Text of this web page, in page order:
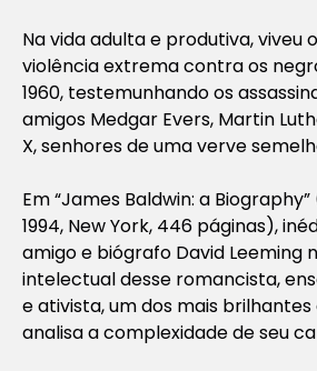
Na vida adulta e produtiva, viveu
violência extrema contra os
1960, testemunhando os
amigos Medgar Evers, Martin
X, senhores de uma verve
Em “James Baldwin: a
1994, New York, 446 páginas),
amigo e biógrafo David Leeming
intelectual desse romancista,
e ativista, um dos mais
analisa a complexidade de seu